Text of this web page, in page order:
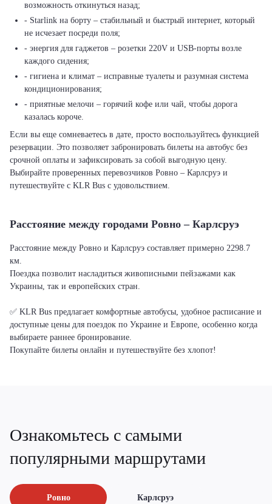
возможность откинуться назад;
- Starlink на борту – стабильный и быстрый интернет, который
не исчезает посреди поля;
- энергия для гаджетов – розетки 220V и USB-порты возле
каждого сидения;
- гигиена и климат – исправные туалеты и разумная система
кондиционирования;
- приятные мелочи – горячий кофе или чай, чтобы дорога
казалась короче.
Если вы еще сомневаетесь в дате, просто воспользуйтесь функцией
резервации. Это позволяет забронировать билеты на автобус без
срочной оплаты и зафиксировать за собой выгодную цену.
Выбирайте проверенных перевозчиков Ровно – Карлсруэ и
путешествуйте с KLR Bus с удовольствием.
Расстояние между городами Ровно – Карлсруэ
Расстояние между Ровно и Карлсруэ составляет примерно 2298.7
км.
Поездка позволит насладиться живописными пейзажами как
Украины, так и европейских стран.
✅ KLR Bus предлагает комфортные автобусы, удобное расписание и
доступные цены для поездок по Украине и Европе, особенно когда
выбираете раннее бронирование.
Покупайте билеты онлайн и путешествуйте без хлопот!
Ознакомьтесь с самыми
популярными маршрутами
Ровно Карлсруэ